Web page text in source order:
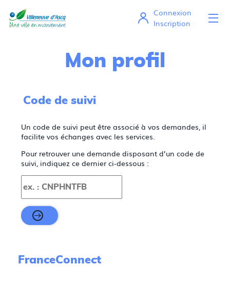
Mes démarches en ligne
Connexion
Inscription
Mon profil
Code de suivi
Un code de suivi peut être associé à vos demandes, il
facilite vos échanges avec les services.
Pour retrouver une demande disposant d’un code de
suivi, indiquez ce dernier ci-dessous :
Code de suivi
FranceConnect